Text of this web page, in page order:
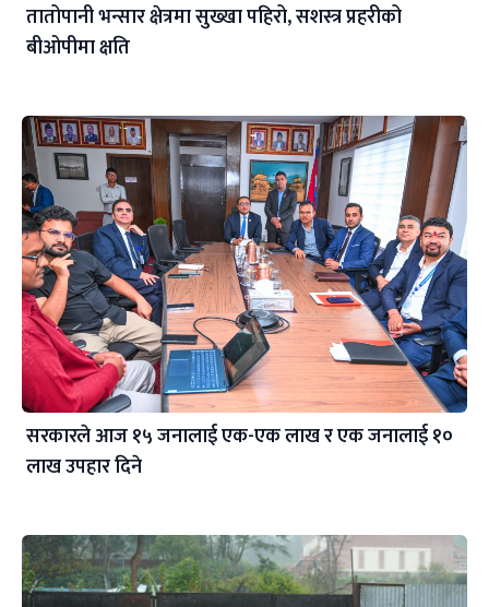
तातोपानी भन्सार क्षेत्रमा सुख्खा पहिरो, सशस्त्र प्रहरीको
बीओपीमा क्षति
सरकारले आज १५ जनालाई एक-एक लाख र एक जनालाई १०
लाख उपहार दिने